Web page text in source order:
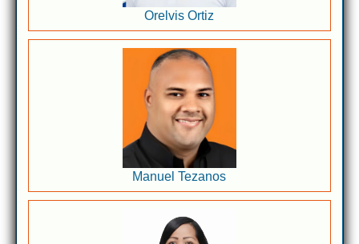
Orelvis Ortiz
Manuel Tezanos